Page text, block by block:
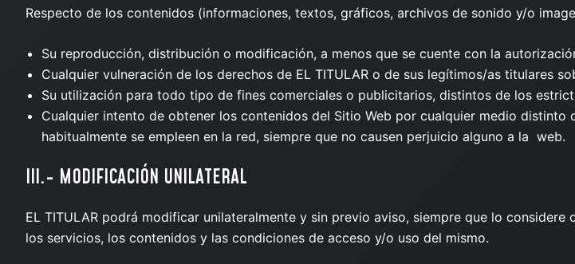
Respecto de los contenidos (informaciones, textos, gráficos, archivos de sonido y/o
Su reproducción, distribución o modificación, a menos que se cuente con la
Cualquier vulneración de los derechos de EL TITULAR o de sus legítimos/as titulares
Su utilización para todo tipo de fines comerciales o publicitarios, distintos de los
Cualquier intento de obtener los contenidos del Sitio Web por cualquier medio
habitualmente se empleen en la red, siempre que no causen perjuicio alguno a la web.
III.- MODIFICACIÓN UNILATERAL
EL TITULAR podrá modificar unilateralmente y sin previo aviso, siempre que lo
los servicios, los contenidos y las condiciones de acceso y/o uso del mismo.